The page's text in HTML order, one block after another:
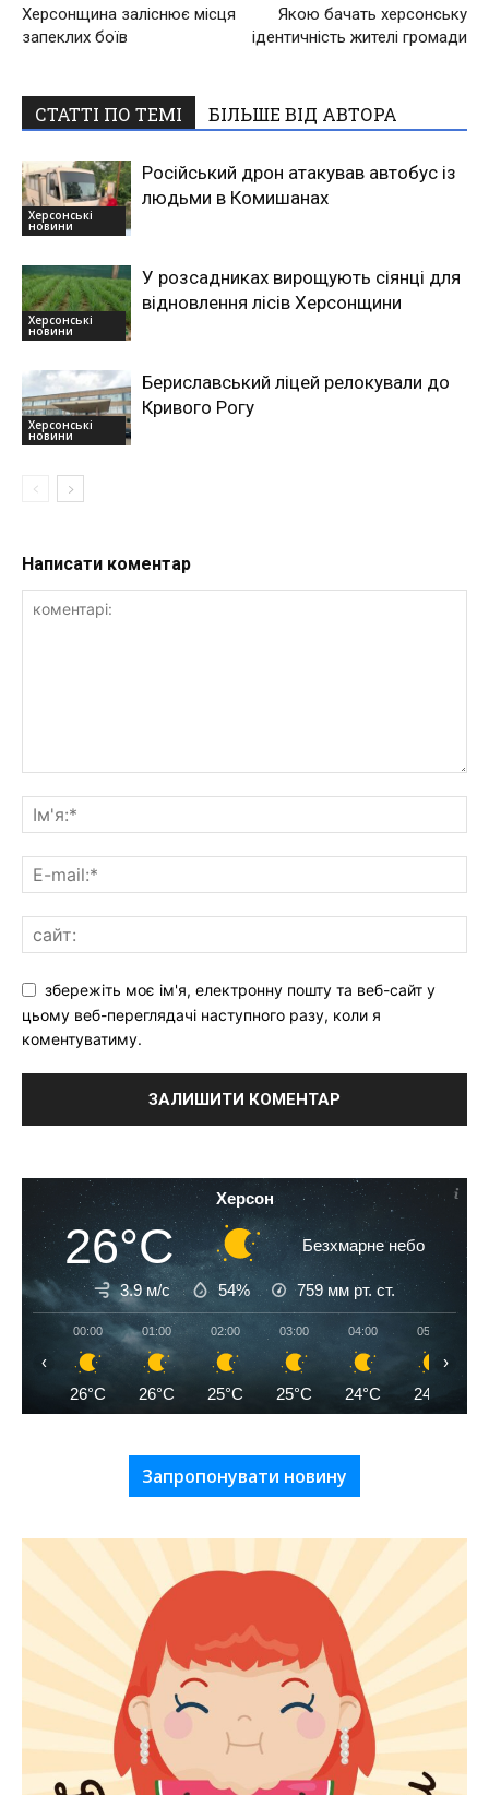
Херсонщина заліснює місця
запеклих боїв
Якою бачать херсонську
ідентичність жителі громади
СТАТТІ ПО ТЕМІ БІЛЬШЕ ВІД АВТОРА
Херсонські
новини
Російський дрон атакував автобус із
людьми в Комишанах
Херсонські
новини
У розсадниках вирощують сіянці для
відновлення лісів Херсонщини
Херсонські
новини
Бериславський ліцей релокували до
Кривого Рогу
Написати коментар
збережіть моє ім'я, електронну пошту та веб-сайт у
цьому веб-переглядачі наступного разу, коли я
коментуватиму.
Херсон
26°C Безхмарне небо
3.9 м/с 54% 759 мм рт. ст.
00:00
26°C
01:00
26°C
02:00
25°C
03:00
25°C
04:00
24°C
05:00
24°C
‹ ›
Запропонувати новину